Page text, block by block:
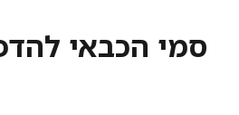
סמי הכבאי